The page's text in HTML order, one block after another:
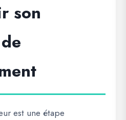
son
est une étape